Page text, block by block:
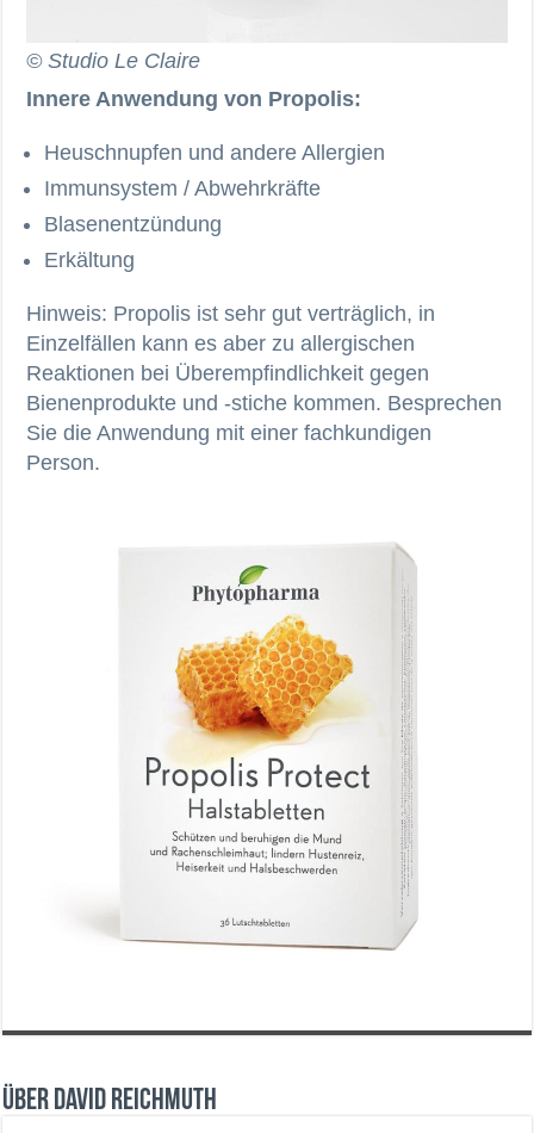
© Studio Le Claire
Innere Anwendung von Propolis:
Heuschnupfen und andere Allergien
Immunsystem / Abwehrkräfte
Blasenentzündung
Erkältung
Hinweis: Propolis ist sehr gut verträglich, in
Einzelfällen kann es aber zu allergischen
Reaktionen bei Überempfindlichkeit gegen
Bienenprodukte und -stiche kommen. Besprechen
Sie die Anwendung mit einer fachkundigen
Person.
Über David Reichmuth